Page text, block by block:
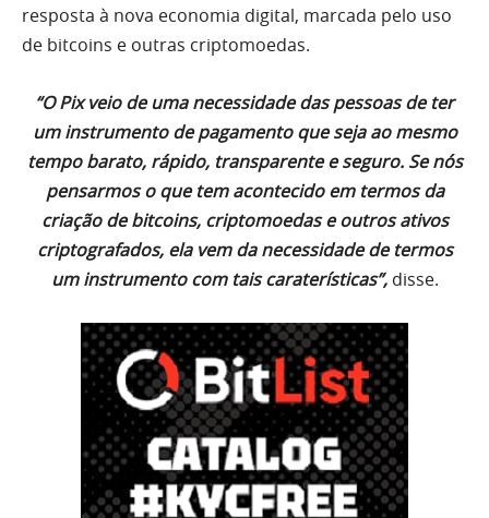
resposta à nova economia digital, marcada pelo uso
de bitcoins e outras criptomoedas.
“O Pix veio de uma necessidade das pessoas de ter
um instrumento de pagamento que seja ao mesmo
tempo barato, rápido, transparente e seguro. Se nós
pensarmos o que tem acontecido em termos da
criação de bitcoins, criptomoedas e outros ativos
criptografados, ela vem da necessidade de termos
um instrumento com tais caraterísticas”, disse.